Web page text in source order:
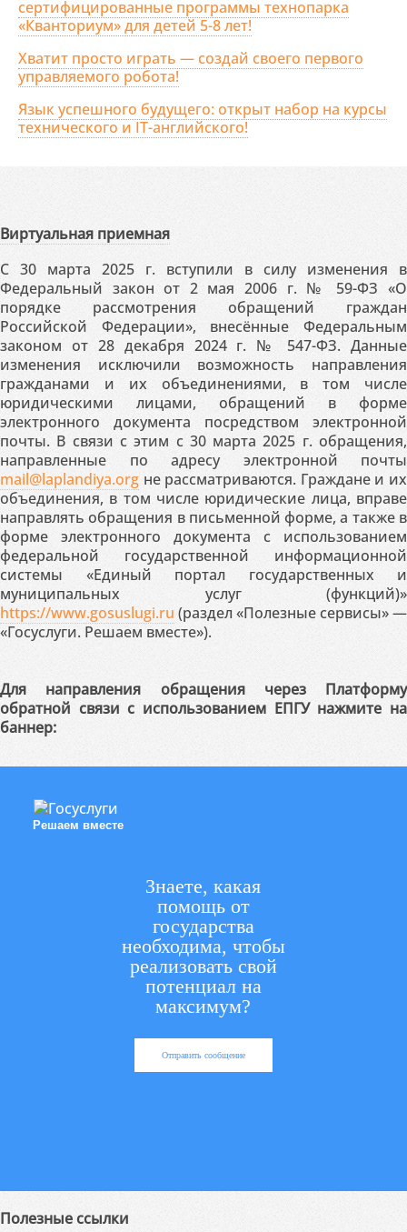
сертифицированные программы технопарка
«Кванториум» для детей 5-8 лет!
Хватит просто играть — создай своего первого
управляемого робота!
Язык успешного будущего: открыт набор на курсы
технического и IT-английского!
Виртуальная приемная
С 30 марта 2025 г. вступили в силу изменения в
Федеральный закон от 2 мая 2006 г. № 59-ФЗ «О
порядке рассмотрения обращений граждан
Российской Федерации», внесённые Федеральным
законом от 28 декабря 2024 г. № 547-ФЗ. Данные
изменения исключили возможность направления
гражданами и их объединениями, в том числе
юридическими лицами, обращений в форме
электронного документа посредством электронной
почты. В связи с этим с 30 марта 2025 г. обращения,
направленные по адресу электронной почты
mail@laplandiya.org не рассматриваются. Граждане и их
объединения, в том числе юридические лица, вправе
направлять обращения в письменной форме, а также в
форме электронного документа с использованием
федеральной государственной информационной
системы «Единый портал государственных и
муниципальных услуг (функций)»
https://www.gosuslugi.ru (раздел «Полезные сервисы» —
«Госуслуги. Решаем вместе»).
Для направления обращения через Платформу
обратной связи с использованием ЕПГУ нажмите на
баннер:
Решаем вместе
Знаете, какая
помощь от
государства
необходима, чтобы
реализовать свой
потенциал на
максимум?
Отправить сообщение
Полезные ссылки